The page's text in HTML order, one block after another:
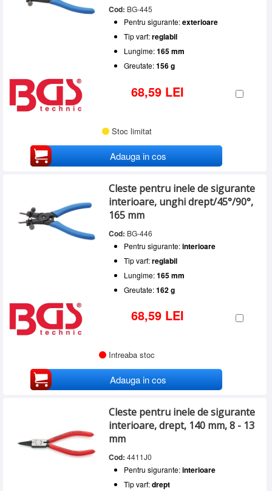
Cod: BG-445
Pentru sigurante:exterioare
Tip varf:reglabil
Lungime:165 mm
Greutate:156 g
68,59 LEI
Stoc limitat
Adauga in cos
Cleste pentru inele de sigurante
interioare, unghi drept/45°/90°,
165 mm
Cod: BG-446
Pentru sigurante:interioare
Tip varf:reglabil
Lungime:165 mm
Greutate:162 g
68,59 LEI
Intreaba stoc
Adauga in cos
Cleste pentru inele de sigurante
interioare, drept, 140 mm, 8 - 13
mm
Cod: 4411J0
Pentru sigurante:interioare
Tip varf:drept